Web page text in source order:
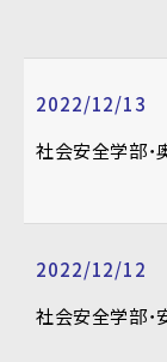
2022/12/13
社会安全学部
2022/12/12
社会安全学部